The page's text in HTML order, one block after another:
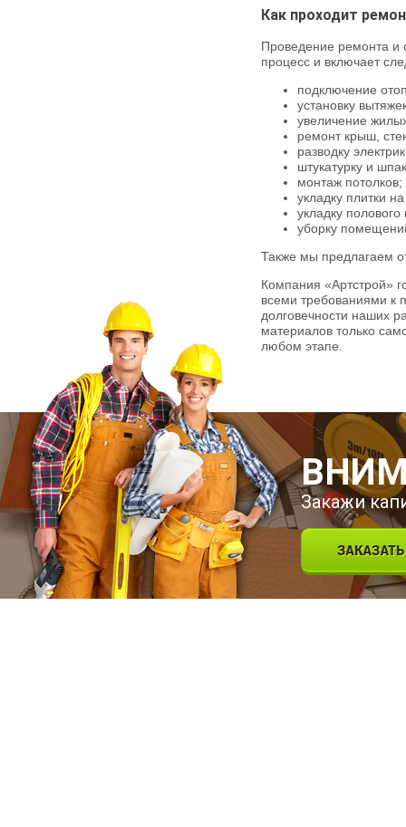
Как проходит
Проведение ремонта и
процесс и включает
подключение
установку
увеличение
ремонт крыш,
разводку
штукатурку и
монтаж потолков;
укладку плитки
укладку
уборку
Также мы предлагаем
Компания «Артстрой»
всеми требованиями к
долговечности наших
материалов только
любом этапе.
Закажи